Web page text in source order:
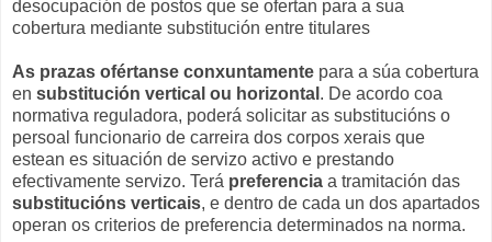
desocupación de postos que se ofertan para a sua
cobertura mediante substitución entre titulares
As prazas ofértanse conxuntamente para a súa cobertura
en substitución vertical ou horizontal . De acordo coa
normativa reguladora, poderá solicitar as substitucións o
persoal funcionario de carreira dos corpos xerais que
estean es situación de servizo activo e prestando
efectivamente servizo. Terá preferencia a tramitación das
substitucións verticais, e dentro de cada un dos apartados
operan os criterios de preferencia determinados na norma.